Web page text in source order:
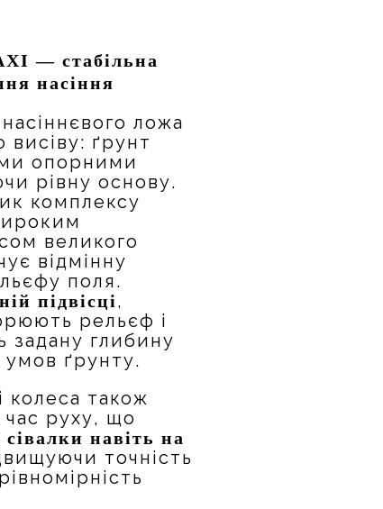
— стабільна
насіння
ложа
ґрунт
опорними
рівну основу.
комплексу
великого
відмінну
поля.
підвісці,
рельєф і
задану глибину
умов ґрунту.
колеса також
час руху, що
навіть на
точність